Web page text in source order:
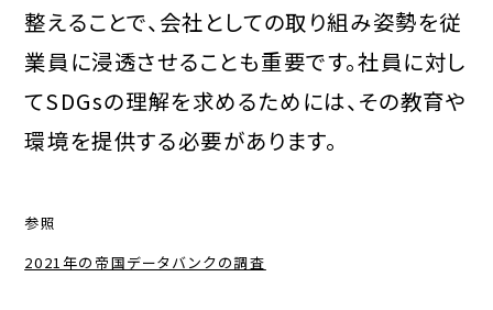
整えることで、会社としての取り組み姿勢を従
業員に浸透させることも重要です。社員に対し
てSDGsの理解を求めるためには、その教育や
環境を提供する必要があります。
参照
2021年の帝国データバンクの調査